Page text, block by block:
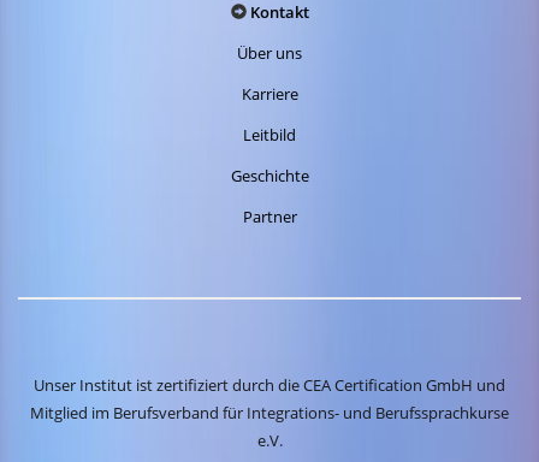
Kontakt
Über uns
Karriere
Leitbild
Geschichte
Partner
Unser Institut ist zertifiziert durch die CEA Certification GmbH und
Mitglied im Berufsverband für Integrations- und Berufssprachkurse
e.V.